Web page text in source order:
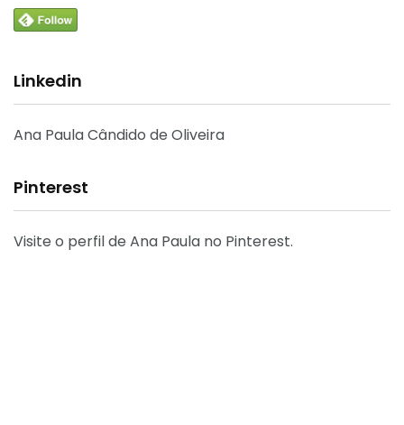
Linkedin
Ana Paula Cândido de Oliveira
Pinterest
Visite o perfil de Ana Paula no Pinterest.